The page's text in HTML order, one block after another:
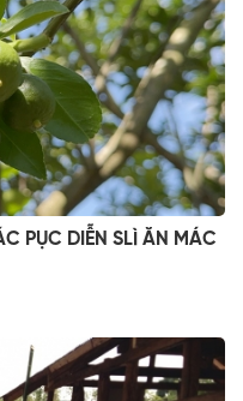
PỤC DIỄN SLÌ ĂN MÁC